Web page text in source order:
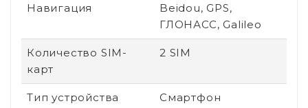
Навигация
Beidou, GPS,
ГЛОНАСС, Galileo
Количество SIM-
карт
2 SIM
Тип устройства Смартфон